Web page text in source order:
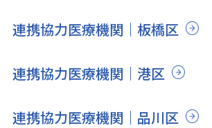
連携協力医療機関｜板橋区
連携協力医療機関｜港区
連携協力医療機関｜品川区